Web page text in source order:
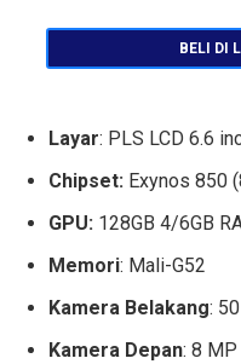
BELI DI
Layar: PLS LCD 6.6
Chipset: Exynos 850
GPU: 128GB 4/6GB
Memori: Mali-G52
Kamera Belakang:
Kamera Depan: 8 MP